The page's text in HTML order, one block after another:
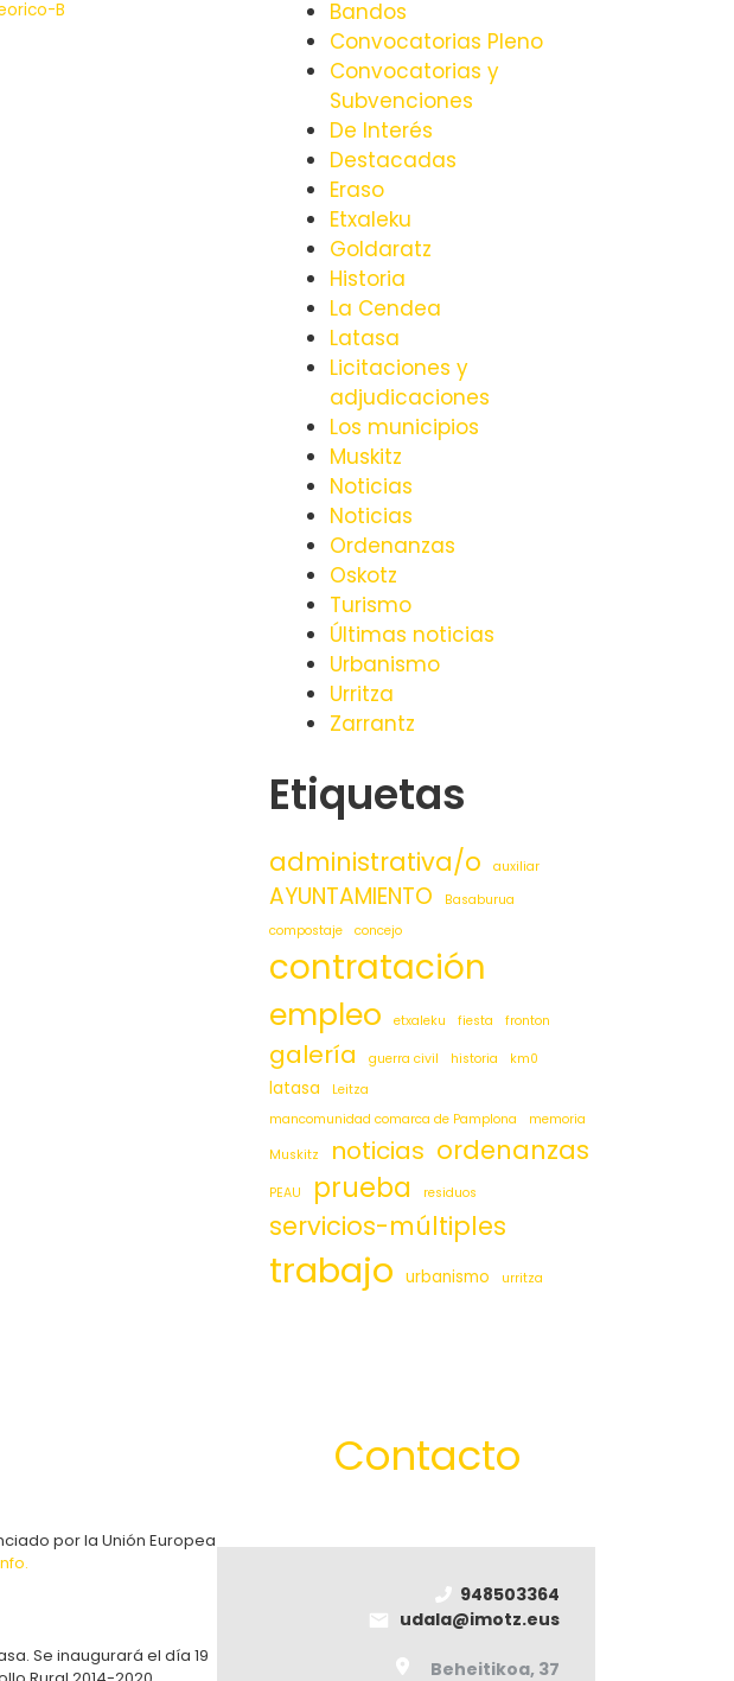
B
Bandos
Convocatorias Pleno
Convocatorias y
Subvenciones
De Interés
Destacadas
Eraso
Etxaleku
Goldaratz
Historia
La Cendea
Latasa
Licitaciones y
adjudicaciones
Los municipios
Muskitz
Noticias
Noticias
Ordenanzas
Oskotz
Turismo
Últimas noticias
Urbanismo
Urritza
Zarrantz
Etiquetas
administrativa/o auxiliar
AYUNTAMIENTO
Basaburua
compostaje
concejo
contratación
empleo etxaleku fiesta fronton
galería guerra civil historia km0
latasa
Leitza
mancomunidad comarca de Pamplona
memoria
Muskitz
noticias ordenanzas
PEAU prueba residuos
servicios-múltiples
trabajo urbanismo urritza
por la Unión Europea
Se inaugurará el día 19
Contacto
948503364
udala@imotz.eus
Beheitikoa, 37